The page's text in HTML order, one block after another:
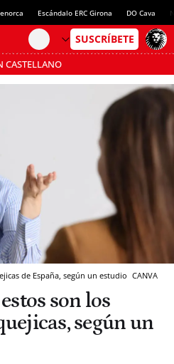
Escándalo ERC Girona DO Cava
CASTELLANO
AHORRO
de España, según un estudio CANVA
son los
según un